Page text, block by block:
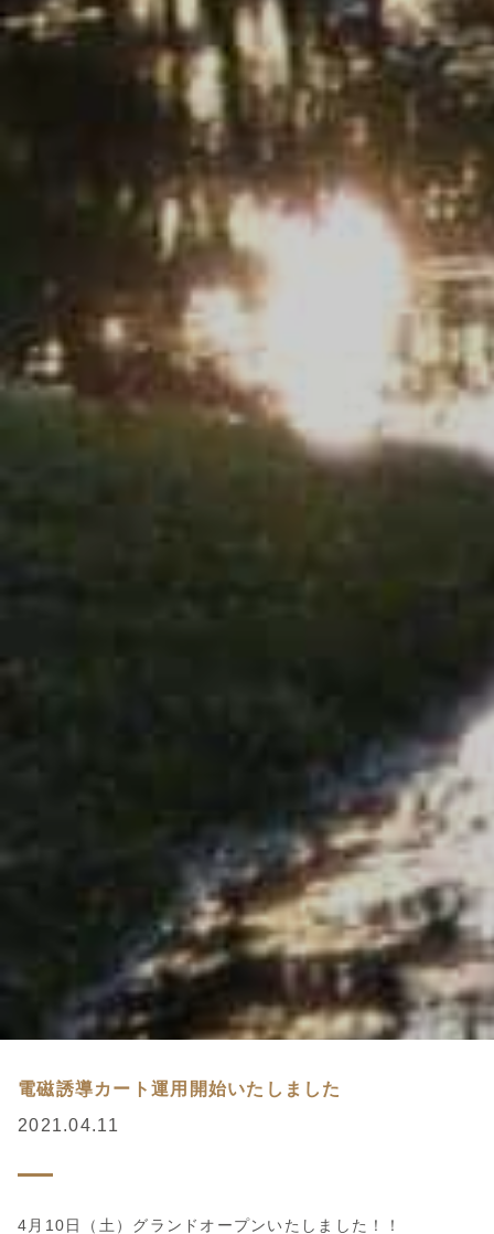
電磁誘導カート運用開始いたしました
2021.04.11
4月10日（土）グランドオープンいたしました！！